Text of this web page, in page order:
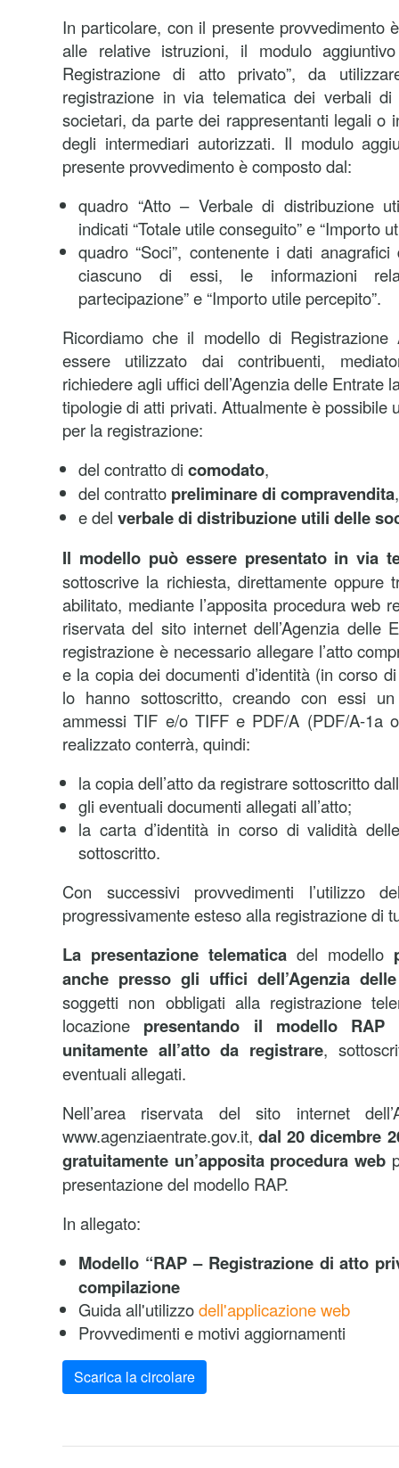
In particolare, con il presente provvedimento
alle relative istruzioni, il modulo
Registrazione di atto privato”, da
registrazione in via telematica dei verbali
societari, da parte dei rappresentanti legali o
degli intermediari autorizzati. Il modulo
presente provvedimento è composto dal:
quadro “Atto – Verbale di distribuzione
indicati “Totale utile conseguito” e “Importo
quadro “Soci”, contenente i dati
ciascuno di essi, le informazioni
partecipazione” e “Importo utile percepito”.
Ricordiamo che il modello di
essere utilizzato dai contribuenti,
richiedere agli uffici dell’Agenzia delle Entrate
tipologie di atti privati. Attualmente è possibile
per la registrazione:
del contratto di comodato,
del contratto preliminare di compravendita,
e del verbale di distribuzione utili delle
Il modello può essere presentato in via
sottoscrive la richiesta, direttamente oppure
abilitato, mediante l’apposita procedura web
riservata del sito internet dell’Agenzia delle
registrazione è necessario allegare l’atto
e la copia dei documenti d’identità (in corso
lo hanno sottoscritto, creando con essi
ammessi TIF e/o TIFF e PDF/A (PDF/A-1a
realizzato conterrà, quindi:
la copia dell’atto da registrare sottoscritto
gli eventuali documenti allegati all’atto;
la carta d’identità in corso di validità
sottoscritto.
Con successivi provvedimenti l’utilizzo
progressivamente esteso alla registrazione di
La presentazione telematica del modello
anche presso gli uffici dell’Agenzia
soggetti non obbligati alla registrazione
locazione presentando il modello RAP
unitamente all’atto da registrare,
eventuali allegati.
Nell’area riservata del sito internet
www.agenziaentrate.gov.it,dal 20 dicembre
gratuitamente un’apposita procedura web
presentazione del modello RAP.
In allegato:
Modello “RAP – Registrazione di atto
compilazione
Guida all'utilizzodell'applicazione web
Provvedimenti e motivi aggiornamenti
Scarica la circolare